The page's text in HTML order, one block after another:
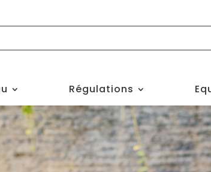
Régulations